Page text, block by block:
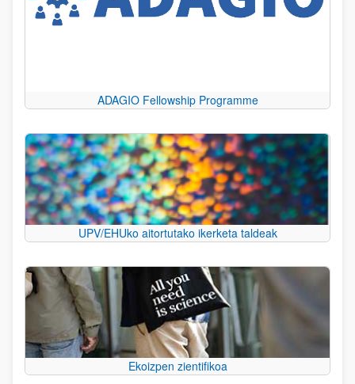
ADAGIO Fellowship Programme
UPV/EHUko aitortutako ikerketa taldeak
Ekoizpen zientifikoa